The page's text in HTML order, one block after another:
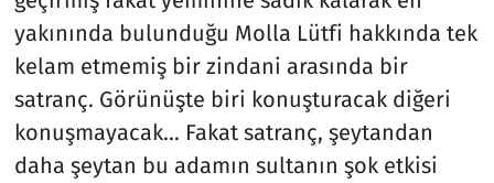
yakınında bulunduğu Molla Lütfi hakkında tek
kelam etmemiş bir zindani arasında bir
satranç. Görünüşte biri konuşturacak diğeri
konuşmayacak... Fakat satranç, şeytandan
daha şeytan bu adamın sultanın şok etkisi